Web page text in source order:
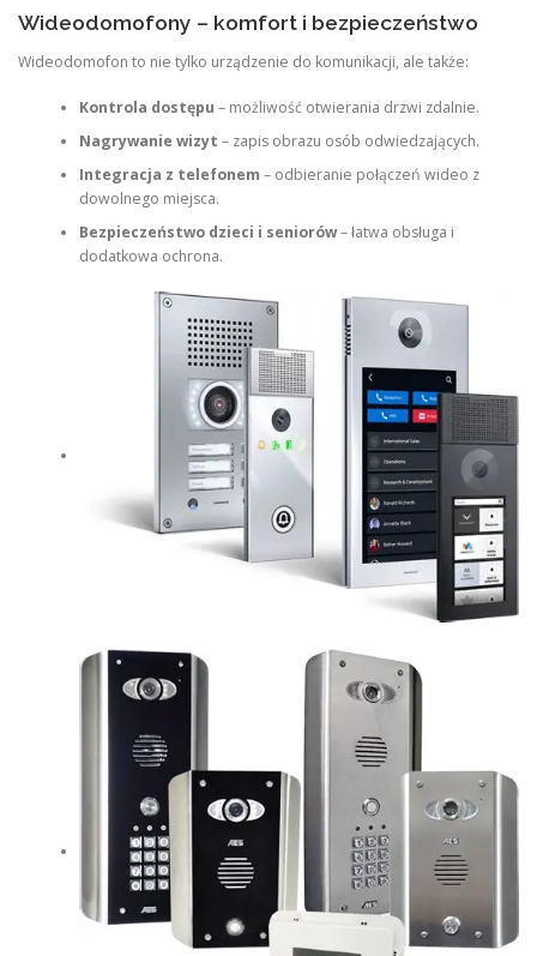
Wideodomofony – komfort i bezpieczeństwo
Wideodomofon to nie tylko urządzenie do komunikacji, ale także:
Kontrola dostępu – możliwość otwierania drzwi zdalnie.
Nagrywanie wizyt – zapis obrazu osób odwiedzających.
Integracja z telefonem – odbieranie połączeń wideo z
dowolnego miejsca.
Bezpieczeństwo dzieci i seniorów– łatwa obsługa i
dodatkowa ochrona.